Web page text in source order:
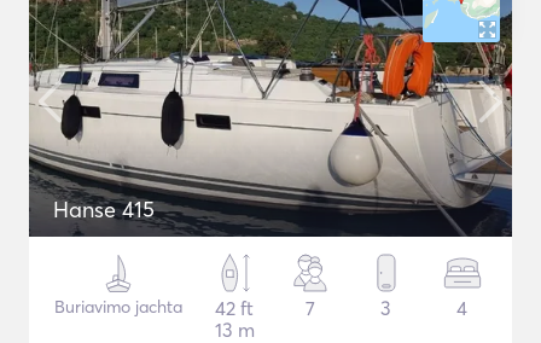
Hanse 415
Buriavimo jachta
42 ft
13 m
7 3 4